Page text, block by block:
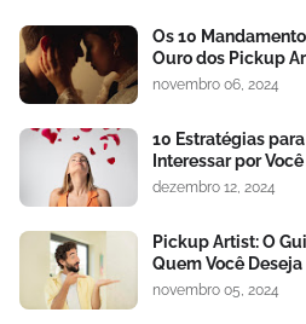
Os 10
Ouro dos Pickup
novembro 06, 2024
10 Estratégias
Interessar por
dezembro 12, 2024
Pickup Artist: O
Quem Você Deseja
novembro 05, 2024